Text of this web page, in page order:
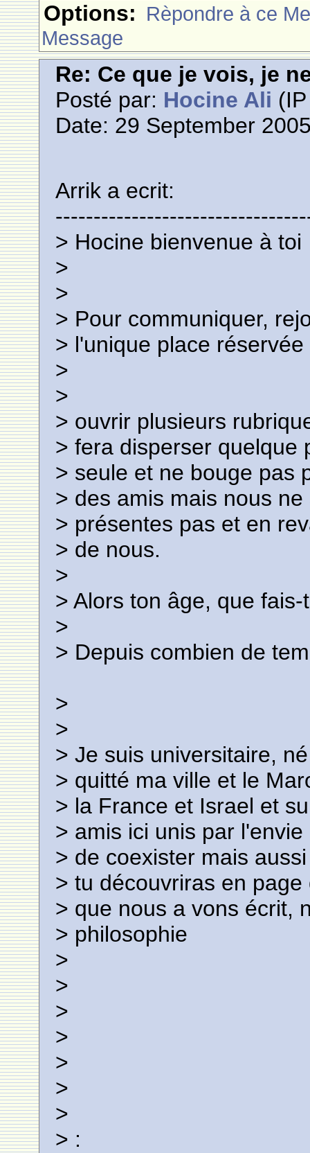
Options: Rèpondre à ce
Message
Re: Ce que je vois, je
Posté par: Hocine Ali
Date: 29 September
Arrik a ecrit:
> Hocine bienvenue à toi
>
>
> Pour communiquer,
> l'unique place
>
>
> ouvrir plusieurs
> fera disperser quelque
> seule et ne bouge pas
> des amis mais nous
> présentes pas et en
> de nous.
>
> Alors ton âge, que
>
> Depuis combien de
>
>
> Je suis universitaire,
> quitté ma ville et le
> la France et Israel et
> amis ici unis par
> de coexister mais
> tu découvriras en
> que nous a vons écrit,
> philosophie
>
>
>
>
>
>
>
> :